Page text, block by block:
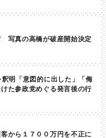
写真の高橋が破産開始決定
明「意図的に出した」「侮
た参政党めぐる発言後の行
から１７００万円を不正に